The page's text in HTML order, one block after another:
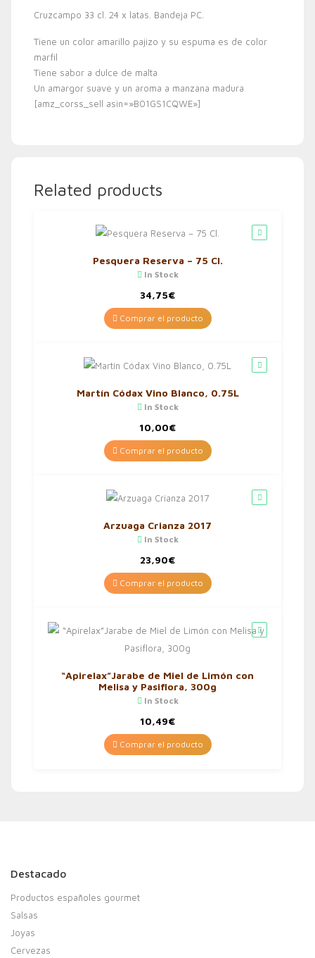
Cruzcampo 33 cl. 24 x latas. Bandeja PC.
Tiene un color amarillo pajizo y su espuma es de color
marfil
Tiene sabor a dulce de malta
Un amargor suave y un aroma a manzana madura
[amz_corss_sell asin=»B01GS1CQWE»]
Related products
Pesquera Reserva – 75 Cl.
In Stock
34,75€
Comprar el producto
Martín Códax Vino Blanco, 0.75L
In Stock
10,00€
Comprar el producto
Arzuaga Crianza 2017
In Stock
23,90€
Comprar el producto
“Apirelax”Jarabe de Miel de Limón con
Melisa y Pasiflora, 300g
In Stock
10,49€
Comprar el producto
Destacado
Productos españoles gourmet
Salsas
Joyas
Cervezas